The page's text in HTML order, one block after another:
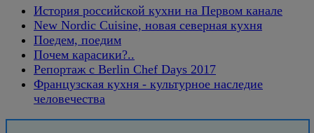
История российской кухни на Первом канале
New Nordic Cuisine, новая северная кухня
Поедем, поедим
Почем карасики?..
Репортаж с Berlin Chef Days 2017
Французская кухня - культурное наследие
человечества